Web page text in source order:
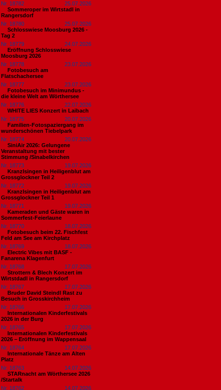
Nr. 18782
25.07.2026
Sommeroper im Wirtstadl in
Rangersdorf
Nr. 18780
25.07.2026
Schlosswiese Moosburg 2026 -
Tag 2
Nr. 18779
24.07.2026
Eröffnung Schlosswiese
Moosburg 2026
Nr. 18778
23.07.2026
Fotobesuch am
Flatschachersee
Nr. 18777
23.07.2026
Fotobesuch im Minimundus -
die kleine Welt am Wörthersee
Nr. 18776
22.07.2026
WHITE LIES Konzert in Laibach
Nr. 18775
20.07.2026
Familien-Fotospaziergang im
wunderschönen Tiebelpark
Nr. 18774
20.07.2026
SiniAir 2026: Gelungene
Veranstaltung mit bester
Stimmung /Sinabelkirchen
Nr. 18773
19.07.2026
Kranzlsingen in Heiligenblut am
Grossglockner Teil 2
Nr. 18772
19.07.2026
Kranzlsingen in Heiligenblut am
Grossglockner Teil 1
Nr. 18771
19.07.2026
Kameraden und Gäste waren in
Sommerfest-Feierlaune
Nr. 18770
18.07.2026
Fotobesuch beim 22. Fischfest
Feld am See am Kirchplatz
Nr. 18769
18.07.2026
Electric Vibes mit BASF -
Fanarena Klagenfurt
Nr. 18768
17.07.2026
Strottern & Blech Konzert im
Wirtstdadl in Rangersdorf
Nr. 18767
17.07.2026
Bruder David Steindl Rast zu
Besuch in Grosskirchheim
Nr. 18766
17.07.2026
Internationalen Kinderfestivals
2026 in der Burg
Nr. 18765
17.07.2026
Internationalen Kinderfestivals
2026 – Eröffnung im Wappensaal
Nr. 18764
17.07.2026
Internationale Tänze am Alten
Platz
Nr. 18763
14.07.2026
STARnacht am Wörthersee 2026
/Startalk
Nr. 18762
14.07.2026